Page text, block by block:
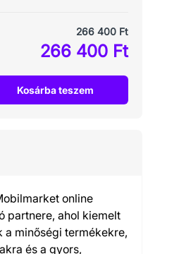
266 400 Ft
266 400 Ft
Kosárba teszem
online
partnere, ahol kiemelt
minőségi termékekre,
és a gyors,